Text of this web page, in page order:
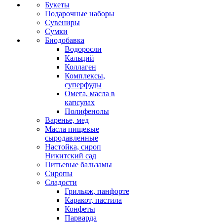
Букеты
Подарочные наборы
Сувениры
Сумки
Биодобавка
Водоросли
Кальций
Коллаген
Комплексы,
суперфуды
Омега, масла в
капсулах
Полифенолы
Варенье, мед
Масла пищевые
сыродавленные
Настойка, сироп
Никитский сад
Питьевые бальзамы
Сиропы
Сладости
Грильяж, панфорте
Каракот, пастила
Конфеты
Парварда